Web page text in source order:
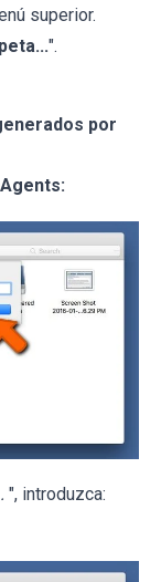
superior.
".
por
", introduzca: